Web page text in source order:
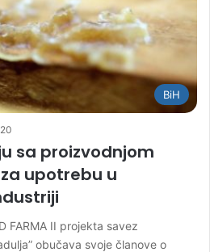
BiH
sa proizvodnjom
upotrebu u
FARMA II projekta savez
obučava svoje članove o